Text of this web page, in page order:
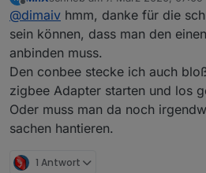
Offlinezuletzt editiert von
@dimaiv hmm, danke für die
sein können, dass man den
anbinden muss.
Den conbee stecke ich auch
zigbee Adapter starten und los
Oder muss man da noch
sachen hantieren.
1 Antwort